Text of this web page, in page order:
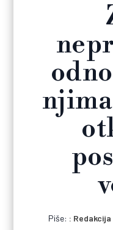
Piše: Redakcija